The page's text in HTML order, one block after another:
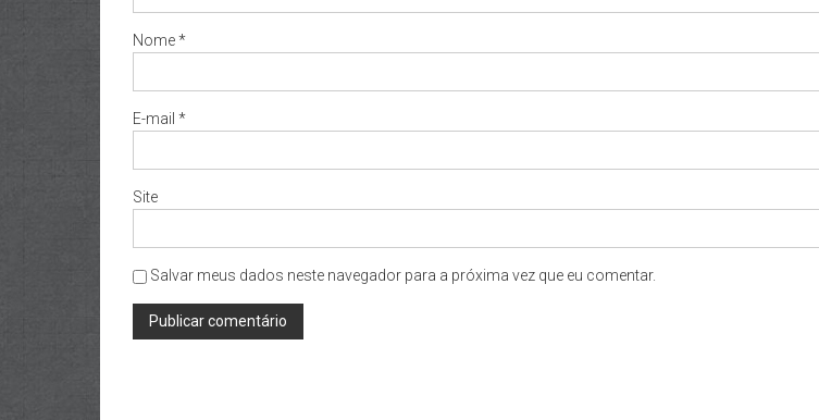
Nome*
E-mail *
Site
Salvar meus dados neste navegador para a próxima vez que eu comentar.